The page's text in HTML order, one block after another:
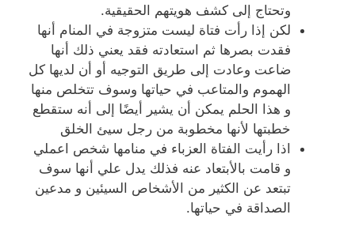
وتحتاج إلى كشف هويتهم الحقيقية.
لكن إذا رأت فتاة ليست متزوجة في المنام أنها
فقدت بصرها ثم استعادته فقد يعني ذلك أنها
ضاعت وعادت إلى طريق التوجيه أو أن لديها كل
الهموم والمتاعب في حياتها وسوف تتخلص منها
و هذا الحلم يمكن أن يشير أيضًا إلى أنه ستقطع
خطبتها لأنها مخطوبة من رجل سيئ الخلق
اذا رأيت الفتاة العزباء في منامها شخص اعملي
و قامت بالأبتعاد عنه فذلك يدل علي أنها سوف
تبتعد عن الكثير من الأشخاص السيئين و مدعين
الصداقة في حياتها.